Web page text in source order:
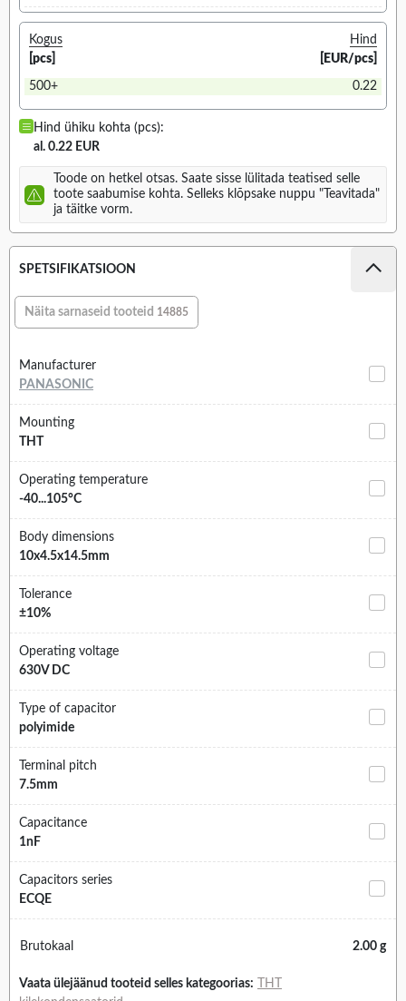
Kogus
[pcs]
Hind
[EUR/pcs]
500+ 0.22
Hind ühiku kohta (pcs):
al. 0.22 EUR
Toode on hetkel otsas. Saate sisse lülitada teatised selle
toote saabumise kohta. Selleks klõpsake nuppu "Teavitada"
ja täitke vorm.
SPETSIFIKATSIOON
Näita sarnaseid tooteid 14885
Manufacturer
PANASONIC
Mounting
THT
Operating temperature
-40...105°C
Body dimensions
10x4.5x14.5mm
Tolerance
±10%
Operating voltage
630V DC
Type of capacitor
polyimide
Terminal pitch
7.5mm
Capacitance
1nF
Capacitors series
ECQE
Brutokaal 2.00 g
Vaata ülejäänud tooteid selles kategoorias:
THT